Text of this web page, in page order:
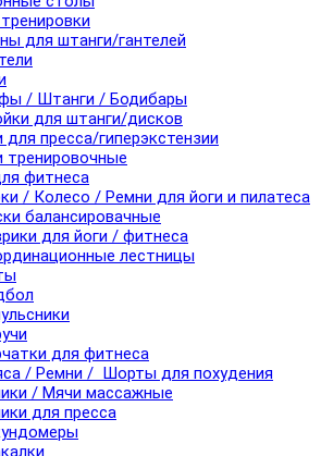
для штанги/гантелей
/ Штанги / Бодибары
для штанги/дисков
пресса/гиперэкстензии
тренировочные
фитнеса
/ Колесо / Ремни для йоги и пилатеса
балансировачные
для йоги / фитнеса
лестницы
для фитнеса
/ Ремни / Шорты для похудения
/ Мячи массажные
для пресса